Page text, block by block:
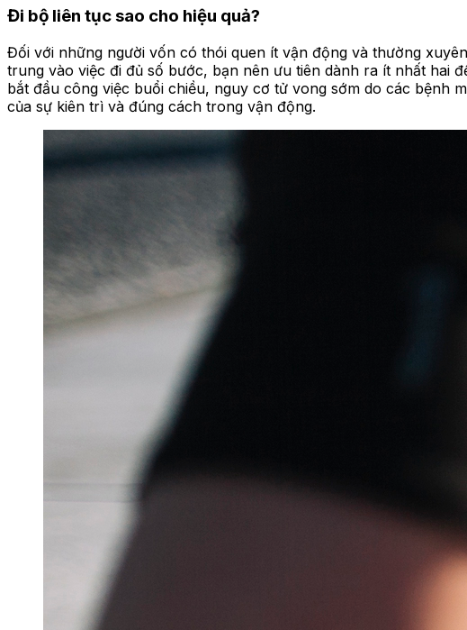
Đi bộ liên tục sao cho hiệu quả?
Đối với những người vốn có thói quen ít vận động và thường
trung vào việc đi đủ số bước, bạn nên ưu tiên dành ra ít nhất hai
bắt đầu công việc buổi chiều, nguy cơ tử vong sớm do các bệnh
của sự kiên trì và đúng cách trong vận động.